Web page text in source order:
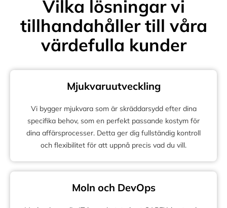
Vilka lösningar vi
tillhandahåller till våra
värdefulla kunder
Mjukvaruutveckling
Vi bygger mjukvara som är skräddarsydd efter dina
specifika behov, som en perfekt passande kostym för
dina affärsprocesser. Detta ger dig fullständig kontroll
och flexibilitet för att uppnå precis vad du vill.
Moln och DevOps